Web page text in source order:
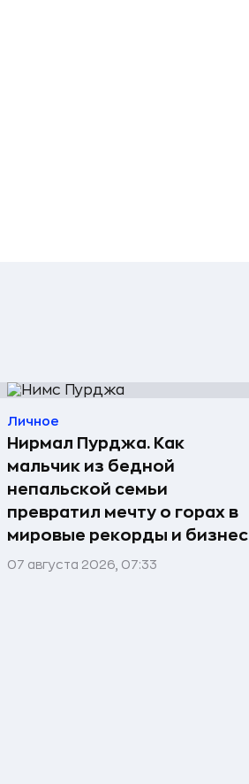
Личное
Нирмал Пурджа. Как
мальчик из бедной
непальской семьи
превратил мечту о горах в
мировые рекорды и бизнес
07 августа 2026, 07:33